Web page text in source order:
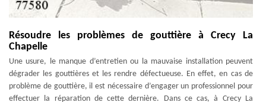
Résoudre les problèmes de gouttière à Crecy La
Chapelle
Une usure, le manque d’entretien ou la mauvaise installation peuvent
dégrader les gouttières et les rendre défectueuse. En effet, en cas de
problème de gouttière, il est nécessaire d’engager un professionnel pour
effectuer la réparation de cette dernière. Dans ce cas, à Crecy La